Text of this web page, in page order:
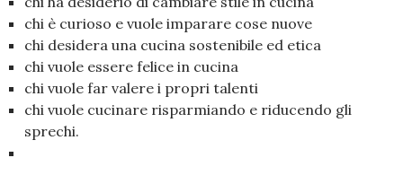
chi è curioso e vuole imparare cose nuove
chi desidera una cucina sostenibile ed etica
chi vuole essere felice in cucina
chi vuole far valere i propri talenti
chi vuole cucinare risparmiando e riducendo gli
sprechi.